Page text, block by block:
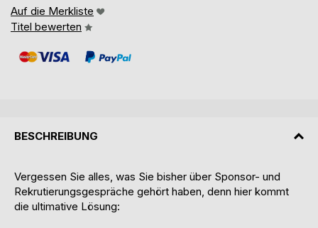
Auf die Merkliste
Titel bewerten
BESCHREIBUNG
Vergessen Sie alles, was Sie bisher über Sponsor- und
Rekrutierungsgespräche gehört haben, denn hier kommt
die ultimative Lösung: